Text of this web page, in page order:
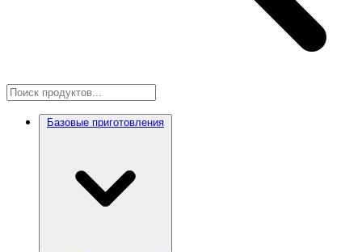
Базовые приготовления